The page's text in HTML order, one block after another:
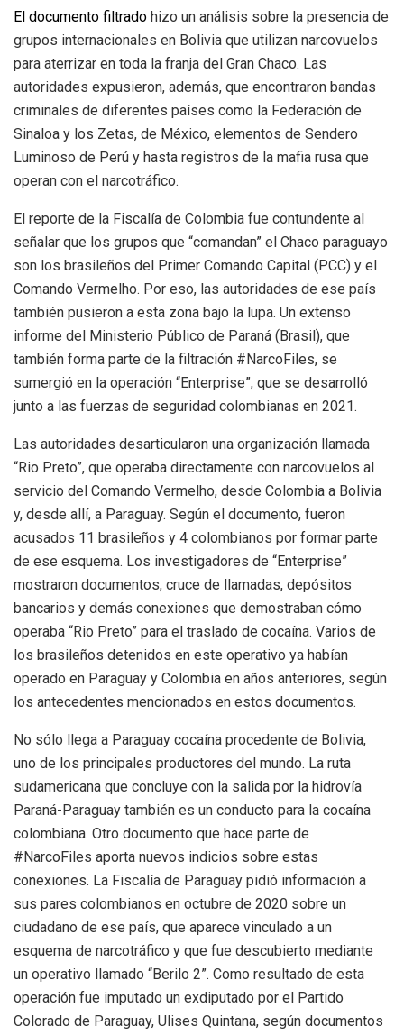
El documento filtrado hizo un análisis sobre la presencia de
grupos internacionales en Bolivia que utilizan narcovuelos
para aterrizar en toda la franja del Gran Chaco. Las
autoridades expusieron, además, que encontraron bandas
criminales de diferentes países como la Federación de
Sinaloa y los Zetas, de México, elementos de Sendero
Luminoso de Perú y hasta registros de la mafia rusa que
operan con el narcotráfico.
El reporte de la Fiscalía de Colombia fue contundente al
señalar que los grupos que “comandan” el Chaco paraguayo
son los brasileños del Primer Comando Capital (PCC) y el
Comando Vermelho. Por eso, las autoridades de ese país
también pusieron a esta zona bajo la lupa. Un extenso
informe del Ministerio Público de Paraná (Brasil), que
también forma parte de la filtración #NarcoFiles, se
sumergió en la operación “Enterprise”, que se desarrolló
junto a las fuerzas de seguridad colombianas en 2021.
Las autoridades desarticularon una organización llamada
“Rio Preto”, que operaba directamente con narcovuelos al
servicio del Comando Vermelho, desde Colombia a Bolivia
y, desde allí, a Paraguay. Según el documento, fueron
acusados 11 brasileños y 4 colombianos por formar parte
de ese esquema. Los investigadores de “Enterprise”
mostraron documentos, cruce de llamadas, depósitos
bancarios y demás conexiones que demostraban cómo
operaba “Rio Preto” para el traslado de cocaína. Varios de
los brasileños detenidos en este operativo ya habían
operado en Paraguay y Colombia en años anteriores, según
los antecedentes mencionados en estos documentos.
No sólo llega a Paraguay cocaína procedente de Bolivia,
uno de los principales productores del mundo. La ruta
sudamericana que concluye con la salida por la hidrovía
Paraná-Paraguay también es un conducto para la cocaína
colombiana. Otro documento que hace parte de
#NarcoFiles aporta nuevos indicios sobre estas
conexiones. La Fiscalía de Paraguay pidió información a
sus pares colombianos en octubre de 2020 sobre un
ciudadano de ese país, que aparece vinculado a un
esquema de narcotráfico y que fue descubierto mediante
un operativo llamado “Berilo 2”. Como resultado de esta
operación fue imputado un exdiputado por el Partido
Colorado de Paraguay, Ulises Quintana, según documentos